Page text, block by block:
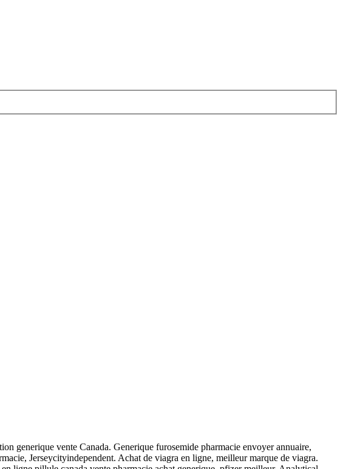
generique vente Canada. Generique furosemide pharmacie envoyer annuaire,
Jerseycityindependent. Achat de viagra en ligne, meilleur marque de viagra.